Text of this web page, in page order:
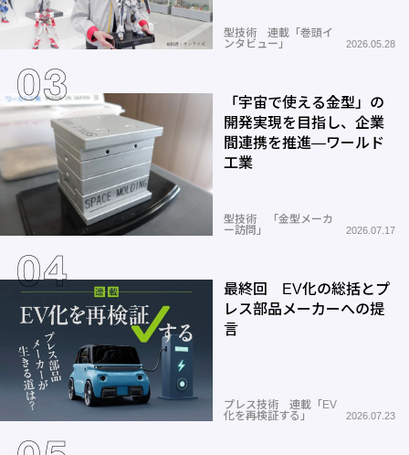
型技術 連載「巻頭イ
ンタビュー」
2026.05.28
「宇宙で使える金型」の
開発実現を目指し、企業
間連携を推進―ワールド
工業
型技術 「金型メーカ
ー訪問」
2026.07.17
最終回 EV化の総括とプ
レス部品メーカーへの提
言
プレス技術 連載「EV
化を再検証する」
2026.07.23